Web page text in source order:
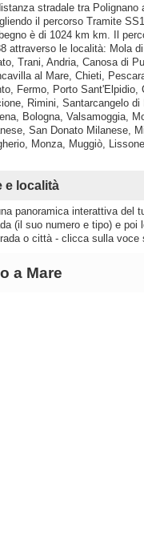
stradale tra Polignano
il percorso Tramite
è di 1024 km km. Il
attraverso le località: Mola
Trani, Andria, Canosa di
al Mare, Chieti,
Fermo, Porto Sant'Elpidio,
Rimini, Santarcangelo
Bologna, Valsamoggia,
San Donato Milanese,
Monza, Muggiò,
e località
panoramica interattiva del
(il suo numero e tipo) e
o città - clicca sulla voce
a Mare